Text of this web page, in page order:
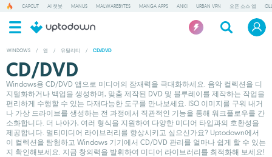
CAPCUT AI 챗봇 MANUS MALWAREBYTES MANGA APPS ANKI URBAN VPN 오픈 소스 앱
WINDOWS / 앱 / 유틸리티 / CD/DVD
CD/DVD
Windows용 CD/DVD 앱으로 미디어의 잠재력을 극대화하세요. 음악 컬렉션을 디
지털화하거나 백업을 생성하며, 맞춤 제작된 DVD 및 블루레이를 제작하는 작업을
편리하게 수행할 수 있는 다재다능한 도구를 만나보세요. ISO 이미지를 구워 내거
나 가상 드라이브를 생성하는 전 과정에서 직관적인 기능을 통해 워크플로우를 간
소화합니다. 더 나아가, 여러 형식을 지원하여 다양한 미디어 타입과의 호환성을
제공합니다. 멀티미디어 라이브러리를 향상시키고 싶으신가요? Uptodown에서
이 컬렉션을 탐험하고 Windows 기기에서 CD/DVD 관리를 얼마나 쉽게 할 수 있는
지 확인해보세요. 지금 창의력을 발휘하여 미디어 라이브러리를 최적화해 보세요!